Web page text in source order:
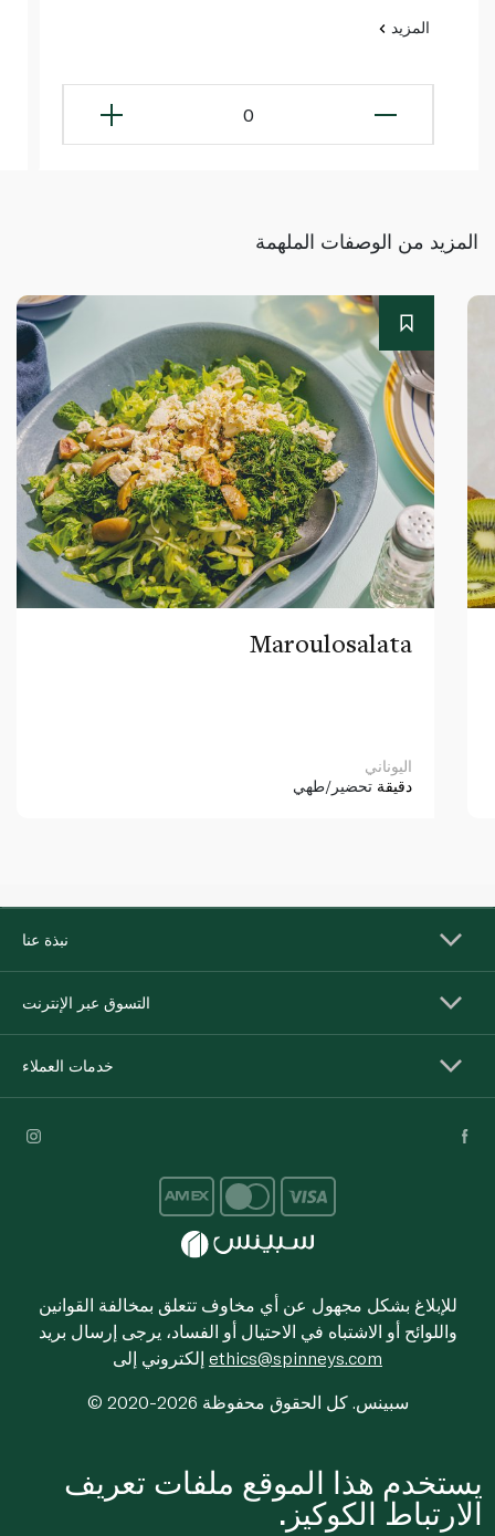
المزيد
0
المزيد من الوصفات الملهمة
Maroulosalata
اليوناني
دقيقة تحضير/طهي
نبذة عنا
التسوق عبر الإنترنت
خدمات العملاء
للإبلاغ بشكل مجهول عن أي مخاوف تتعلق بمخالفة القوانين
واللوائح أو الاشتباه في الاحتيال أو الفساد، يرجى إرسال بريد
ethics@spinneys.com
© 2020-2026 سبينس. كل الحقوق محفوظة
يستخدم هذا الموقع ملفات تعريف
الارتباط الكوكيز.